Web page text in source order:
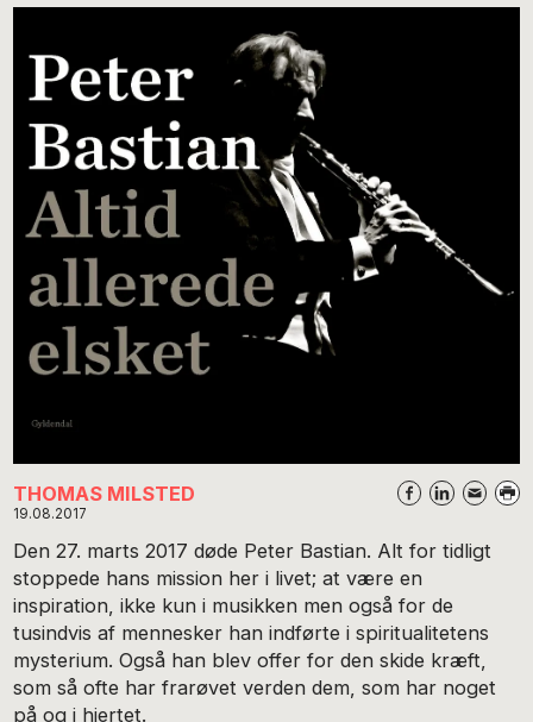
THOMAS MILSTED
19.08.2017
Den 27. marts 2017 døde Peter Bastian. Alt for tidligt
stoppede hans mission her i livet; at være en
inspiration, ikke kun i musikken men også for de
tusindvis af mennesker han indførte i spiritualitetens
mysterium. Også han blev offer for den skide kræft,
som så ofte har frarøvet verden dem, som har noget
på og i hjertet.